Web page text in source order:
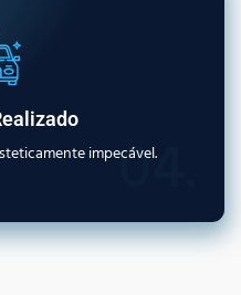
impecável.
04.